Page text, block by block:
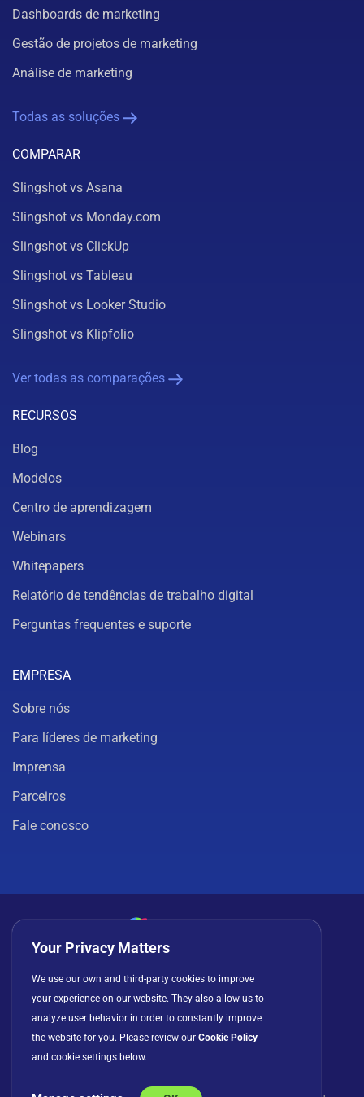
Dashboards de marketing
Gestão de projetos de marketing
Análise de marketing
Todas as soluções
COMPARAR
Slingshot vs Asana
Slingshot vs Monday.com
Slingshot vs ClickUp
Slingshot vs Tableau
Slingshot vs Looker Studio
Slingshot vs Klipfolio
Ver todas as comparações
RECURSOS
Blog
Modelos
Centro de aprendizagem
Webinars
Whitepapers
Relatório de tendências de trabalho digital
Perguntas frequentes e suporte
EMPRESA
Sobre nós
Para líderes de marketing
Imprensa
Parceiros
Fale conosco
Política de privacidade Cookies
Contrato de licença
Your Privacy Matters
We use our own and third-party cookies to improve
your experience on our website. They also allow us to
analyze user behavior in order to constantly improve
the website for you. Please review our Cookie Policy
and cookie settings below.